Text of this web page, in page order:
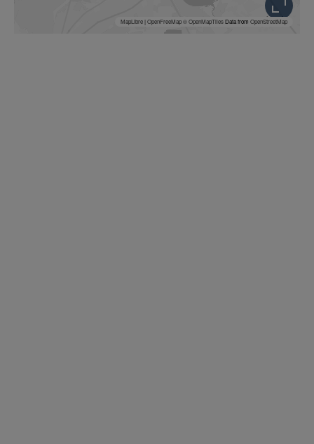
MapLibre|OpenFreeMap© OpenMapTilesData from OpenStreetMap